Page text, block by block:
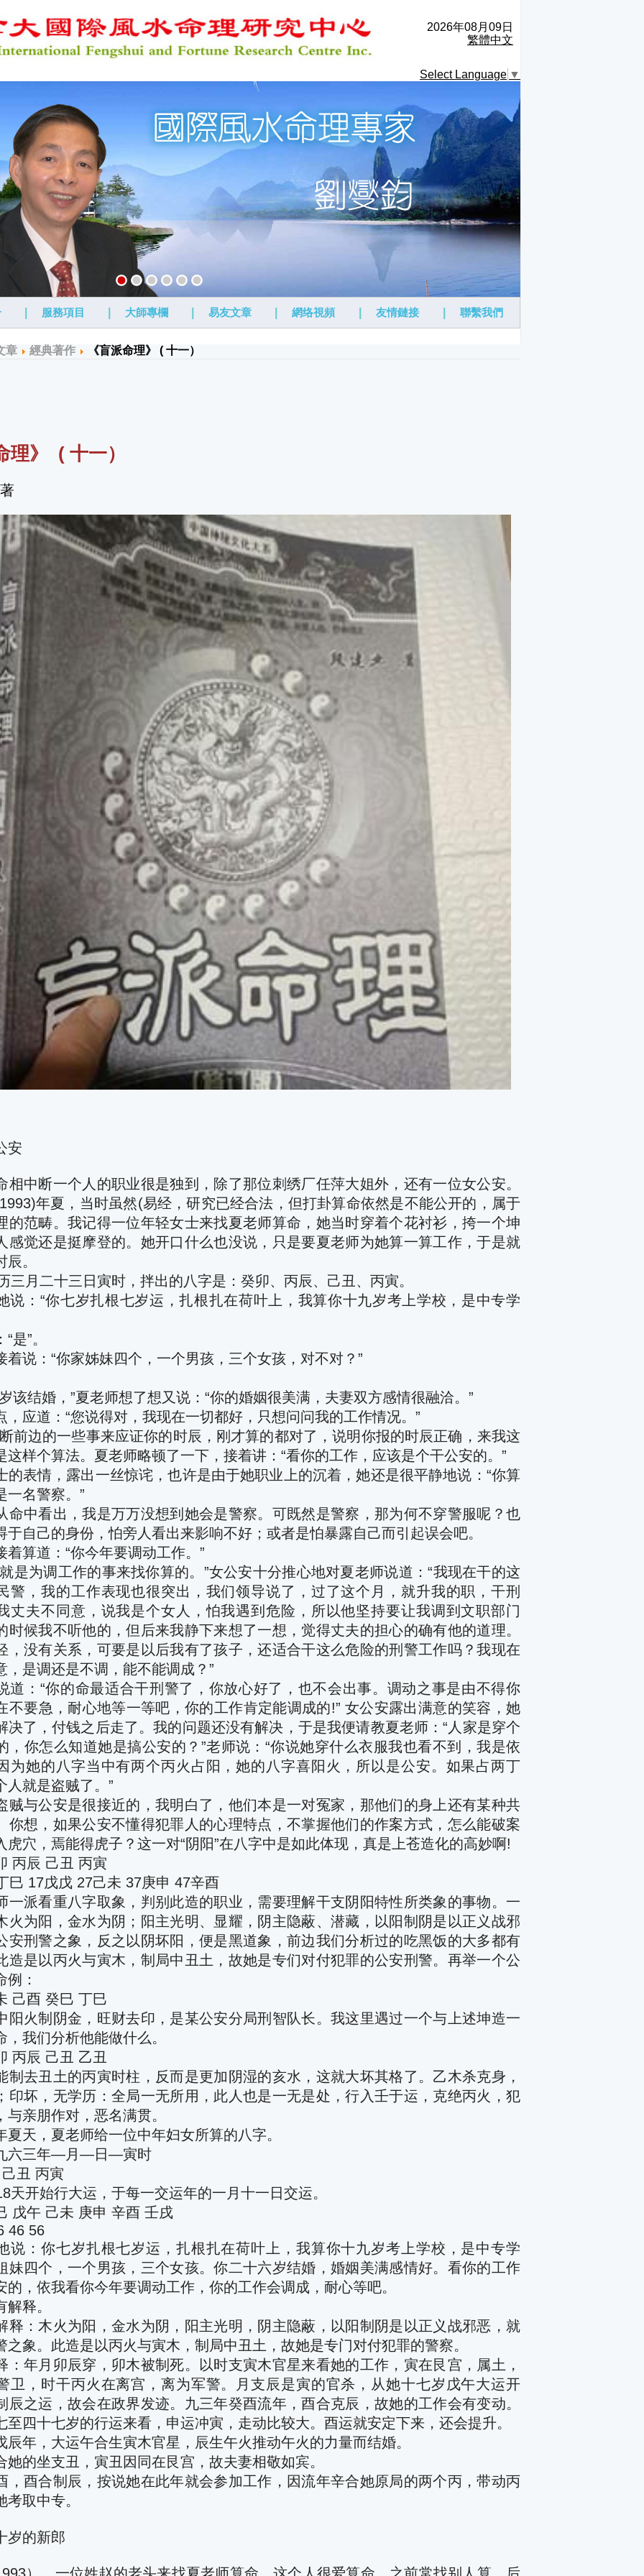
2026年08月09日
繁體中文
Select Language ▼
服務項目 大師專欄 易友文章 網络視頻 友情鏈接 聯繫我們
章 經典著作 《盲派命理》 ( 十一）
理》 ( 十一）
安
相中断一个人的职业很是独到，除了那位刺绣厂任萍大姐外，还有一位女公安。
年夏，当时虽然(易经，研究已经合法，但打卦算命依然是不能公开的，属于
的范畴。我记得一位年轻女士来找夏老师算命，她当时穿着个花衬衫，挎一个坤
感觉还是挺摩登的。她开口什么也没说，只是要夏老师为她算一算工作，于是就
。
三月二十三日寅时，拌出的八字是：癸卯、丙辰、己丑、丙寅。
说： “你七岁扎根七岁运，扎根扎在荷叶上，我算你十九岁考上学校，是中专学
“是”。
着说： “你家姊妹四个，一个男孩，三个女孩，对不对？”
该结婚，”夏老师想了想又说： “你的婚姻很美满，夫妻双方感情很融洽。”
，应道： “您说得对，我现在一切都好，只想问问我的工作情况。”
前边的一些事来应证你的时辰，刚才算的都对了，说明你报的时辰正确，来我这
这样个算法。夏老师略顿了一下，接着讲： “看你的工作，应该是个干公安的。”
的表情，露出一丝惊诧，也许是由于她职业上的沉着，她还是很平静地说： “你算
一名警察。”
命中看出，我是万万没想到她会是警察。可既然是警察，那为何不穿警服呢？也
于自己的身份，怕旁人看出来影响不好；或者是怕暴露自己而引起误会吧。
着算道： “你今年要调动工作。”
是为调工作的事来找你算的。”女公安十分推心地对夏老师说道：“我现在干的这
警，我的工作表现也很突出，我们领导说了，过了这个月，就升我的职，干刑
丈夫不同意，说我是个女人，怕我遇到危险，所以他坚持要让我调到文职部门
时候我不听他的，但后来我静下来想了一想，觉得丈夫的担心的确有他的道理。
，没有关系，可要是以后我有了孩子，还适合干这么危险的刑警工作吗？我现在
，是调还是不调，能不能调成？”
道： “你的命最适合干刑警了，你放心好了，也不会出事。调动之事是由不得你
不要急，耐心地等一等吧，你的工作肯定能调成的!” 女公安露出满意的笑容，她
决了，付钱之后走了。我的问题还没有解决，于是我便请教夏老师：“ 人家是穿个
，你怎么知道她是搞公安的？”老师说： “你说她穿什么衣服我也看不到，我是依
为她的八字当中有两个丙火占阳，她的八字喜阳火，所以是公安。如果占两丁
人就是盗贼了。”
贼与公安是很接近的，我明白了，他们本是一对冤家，那他们的身上还有某种共
你想，如果公安不懂得犯罪人的心理特点，不掌握他们的作案方式，怎么能破案
虎穴，焉能得虎子？这一对“阴阳”在八字中是如此体现，真是上苍造化的高妙啊!
丙辰 己丑 丙寅
巳 17戊戊 27己未 37庚申 47辛酉
一派看重八字取象，判别此造的职业，需要理解干支阴阳特性所类象的事物。一
火为阳，金水为阴；阳主光明、显耀，阴主隐蔽、潜藏，以阳制阴是以正义战邪
安刑警之象，反之以阴坏阳，便是黑道象，前边我们分析过的吃黑饭的大多都有
造是以丙火与寅木，制局中丑土，故她是专们对付犯罪的公安刑警。再举一个公
例：
己酉 癸巳 丁巳
阳火制阴金，旺财去印，是某公安分局刑智队长。我这里遇过一个与上述坤造一
，我们分析他能做什么。
丙辰 己丑 乙丑
制去丑土的丙寅时柱，反而是更加阴湿的亥水，这就大坏其格了。乙木杀克身，
印坏，无学历：全局一无所用，此人也是一无是处，行入壬于运，克绝丙火，犯
与亲朋作对，恶名满贯。
夏天，夏老师给一位中年妇女所算的八字。
六三年—月—日—寅时
丑 丙寅
天开始行大运，于每一交运年的一月十一日交运。
戊午 己未 庚申 辛酉 壬戌
46 56
说：你七岁扎根七岁运，扎根扎在荷叶上，我算你十九岁考上学校，是中专学
妹四个，一个男孩，三个女孩。你二十六岁结婚，婚姻美满感情好。看你的工作
的，依我看你今年要调动工作，你的工作会调成，耐心等吧。
释。
释：木火为阳，金水为阴，阳主光明，阴主隐蔽，以阳制阴是以正义战邪恶，就
之象。此造是以丙火与寅木，制局中丑土，故她是专门对付犯罪的警察。
：年月卯辰穿，卯木被制死。以时支寅木官星来看她的工作，寅在艮宫，属土，
卫，时干丙火在离宫，离为军警。月支辰是寅的官杀，从她十七岁戊午大运开
辰之运，故会在政界发迹。九三年癸酉流年，酉合克辰，故她的工作会有变动。
至四十七岁的行运来看，申运冲寅，走动比较大。酉运就安定下来，还会提升。
辰年，大运午合生寅木官星，辰生午火推动午火的力量而结婚。
她的坐支丑，寅丑因同在艮宫，故夫妻相敬如宾。
，酉合制辰，按说她在此年就会参加工作，因流年辛合她原局的两个丙，带动丙
取中专。
岁的新郎